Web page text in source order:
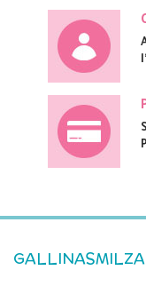
GALLINASMILZA